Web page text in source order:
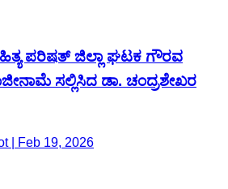
ಪರಿಷತ್ ಜಿಲ್ಲಾ ಘಟಕ ಗೌರವ
ಸಲ್ಲಿಸಿದ ಡಾ. ಚಂದ್ರಶೇಖರ
| Feb 19, 2026